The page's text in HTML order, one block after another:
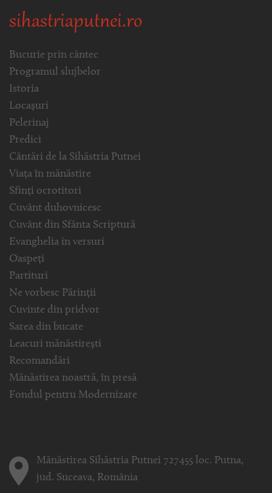
sihastriaputnei.ro
Bucurie prin cântec
Programul slujbelor
Istoria
Locașuri
Pelerinaj
Predici
Cântări de la Sihăstria Putnei
Viața în mănăstire
Sfinți ocrotitori
Cuvânt duhovnicesc
Cuvânt din Sfânta Scriptură
Evanghelia in versuri
Oaspeți
Partituri
Ne vorbesc Părinții
Cuvinte din pridvor
Sarea din bucate
Leacuri mănăstirești
Recomandări
Mănăstirea noastră, în presă
Fondul pentru Modernizare
Mănăstirea Sihăstria Putnei 727455 loc. Putna,
jud. Suceava, România